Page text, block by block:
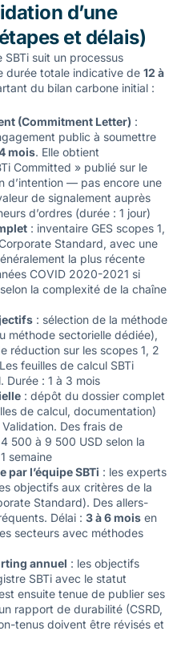
d’une
et délais)
SBTi suit un processus
durée totale indicative de 12 à
du bilan carbone initial :
(Commitment Letter) :
public à soumettre
mois. Elle obtient
Committed » publié sur le
d’intention — pas encore une
de signalement auprès
d’ordres (durée : 1 jour)
: inventaire GES scopes 1,
Standard, avec une
la plus récente
COVID 2020-2021 si
la complexité de la chaîne
: sélection de la méthode
méthode sectorielle dédiée),
réduction sur les scopes 1, 2
feuilles de calcul SBTi
Durée : 1 à 3 mois
: dépôt du dossier complet
de calcul, documentation)
Des frais de
500 à 9 500 USD selon la
semaine
l’équipe SBTi : les experts
objectifs aux critères de la
Standard). Des allers-
Délai : 3 à 6 moisen
secteurs avec méthodes
annuel : les objectifs
SBTi avec le statut
ensuite tenue de publier ses
rapport de durabilité (CSRD,
tenus doivent être révisés et